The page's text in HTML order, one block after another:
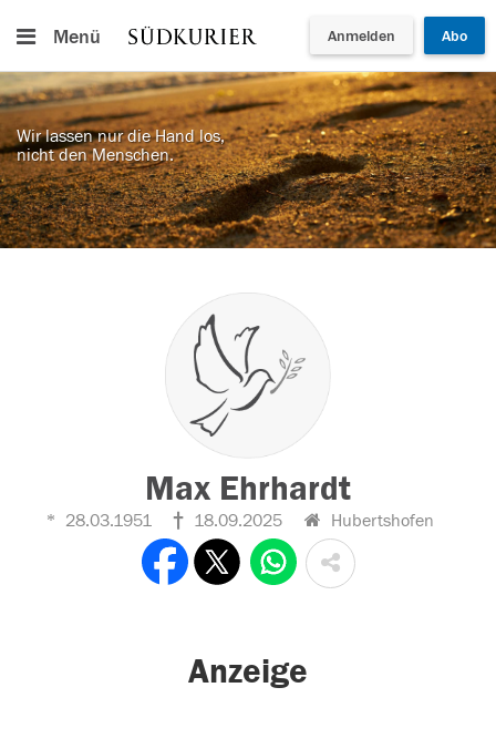
Menü Anmelden Abo
Wir lassen nur die Hand los,
nicht den Menschen.
Max Ehrhardt
28.03.1951 18.09.2025 Hubertshofen
Anzeige